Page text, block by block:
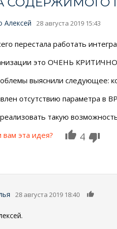
Алексей 28 августа 2019 15:43
перестала работать
это ОЧЕНЬ
выяснили следующее:
отсутствию параметра в
такую
эта идея?
4
28 августа 2019 18:40